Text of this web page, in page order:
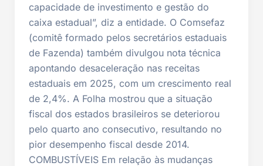
capacidade de investimento e gestão do
caixa estadual”, diz a entidade. O Comsefaz
(comitê formado pelos secretários estaduais
de Fazenda) também divulgou nota técnica
apontando desaceleração nas receitas
estaduais em 2025, com um crescimento real
de 2,4%. A Folha mostrou que a situação
fiscal dos estados brasileiros se deteriorou
pelo quarto ano consecutivo, resultando no
pior desempenho fiscal desde 2014.
COMBUSTÍVEIS Em relação às mudanças